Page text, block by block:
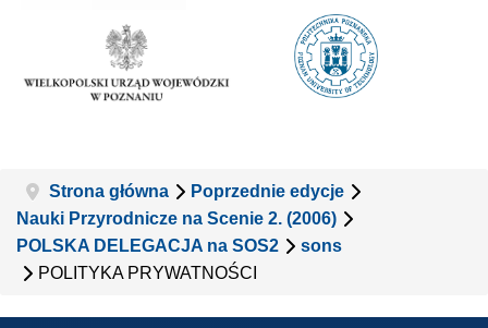
Strona główna
Poprzednie edycje
Nauki Przyrodnicze na Scenie 2. (2006)
POLSKA DELEGACJA na SOS2
sons
POLITYKA PRYWATNOŚCI